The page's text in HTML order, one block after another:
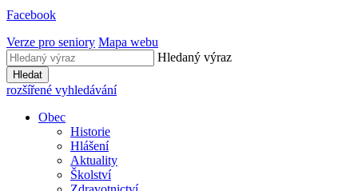
Facebook
Verze pro seniory Mapa webu
Hledaný výraz
Hledat
rozšířené vyhledávání
Obec
Historie
Hlášení
Aktuality
Školství